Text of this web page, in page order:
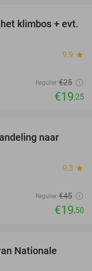
23%
klimbos + evt.
9.9 star
Regulier €25
€19,25
naar
9.3 star
Regulier €45
€19,50
Nationale